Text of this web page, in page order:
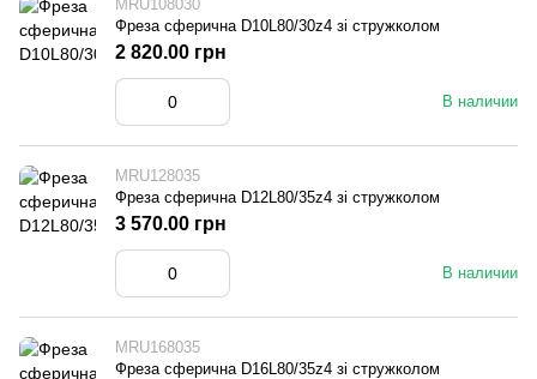
MRU108030
Фреза сферична D10L80/30z4 зі стружколом
В наличии
2 820.00 грн
MRU128035
Фреза сферична D12L80/35z4 зі стружколом
В наличии
3 570.00 грн
MRU168035
Фреза сферична D16L80/35z4 зі стружколом